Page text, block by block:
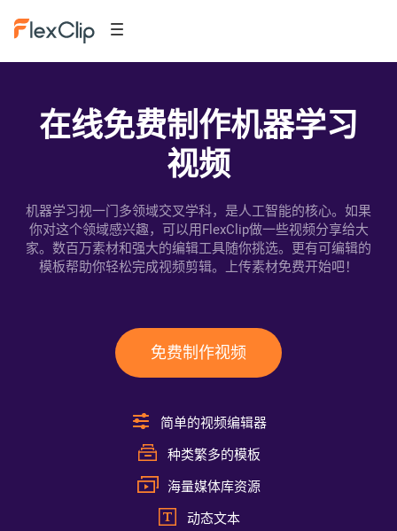
在线免费制作机器学习
视频
机器学习视一门多领域交叉学科，是人工智能的核心。如果
你对这个领域感兴趣，可以用FlexClip做一些视频分享给大
家。数百万素材和强大的编辑工具随你挑选。更有可编辑的
模板帮助你轻松完成视频剪辑。上传素材免费开始吧！
免费制作视频
简单的视频编辑器
种类繁多的模板
海量媒体库资源
动态文本